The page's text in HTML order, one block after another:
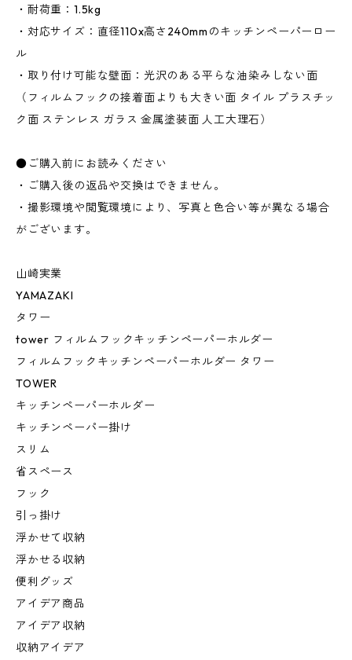
・耐荷重：1.5kg
・対応サイズ：直径110x高さ240mmのキッチンペーパーロー
ル
・取り付け可能な壁面：光沢のある平らな油染みしない面
（フィルムフックの接着面よりも大きい面 タイル プラスチッ
ク面 ステンレス ガラス 金属塗装面 人工大理石）
●ご購入前にお読みください
・ご購入後の返品や交換はできません。
・撮影環境や閲覧環境により、写真と色合い等が異なる場合
がございます。
山崎実業
YAMAZAKI
タワー
tower フィルムフックキッチンペーパーホルダー
フィルムフックキッチンペーパーホルダー タワー
TOWER
キッチンペーパーホルダー
キッチンペーパー掛け
スリム
省スペース
フック
引っ掛け
浮かせて収納
浮かせる収納
便利グッズ
アイデア商品
アイデア収納
収納アイデア